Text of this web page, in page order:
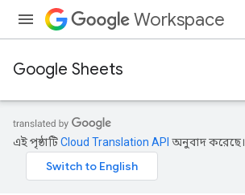
Workspace
Google Sheets
এই পৃষ্ঠাটিCloud Translation API অনুবাদ করেছে।